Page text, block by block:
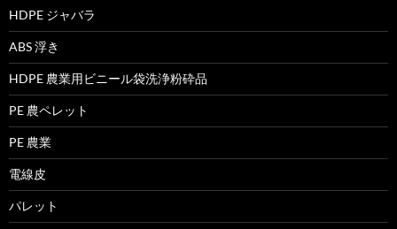
HDPE ジャバラ
ABS 浮き
HDPE 農業用ビニール袋洗浄粉砕品
PE 農ペレット
PE 農業
電線皮
パレット